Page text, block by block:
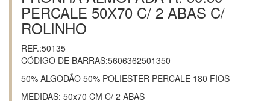
PERCALE 50X70 C/ 2 ABAS C/
ROLINHO
REF.:50135
CÓDIGO DE BARRAS:5606362501350
50% ALGODÃO 50% POLIESTER PERCALE 180 FIOS
MEDIDAS: 50x70 CM C/ 2 ABAS